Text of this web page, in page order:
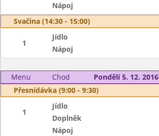
Nápoj
Svačina (14:30 - 15:00)
1
Jídlo
Nápoj
Menu Chod
Pondělí 5. 12. 2016
Přesnídávka (9:00 - 9:30)
1
Jídlo
Doplněk
Nápoj